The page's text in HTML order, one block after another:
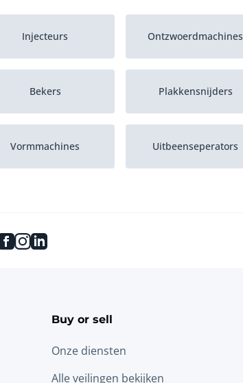
Injecteurs Ontzwoerdmachines
Bekers Plakkensnijders
Vormmachines Uitbeenseperators
facebook
instagram
linkedin
Buy or sell
Onze diensten
Alle veilingen bekijken